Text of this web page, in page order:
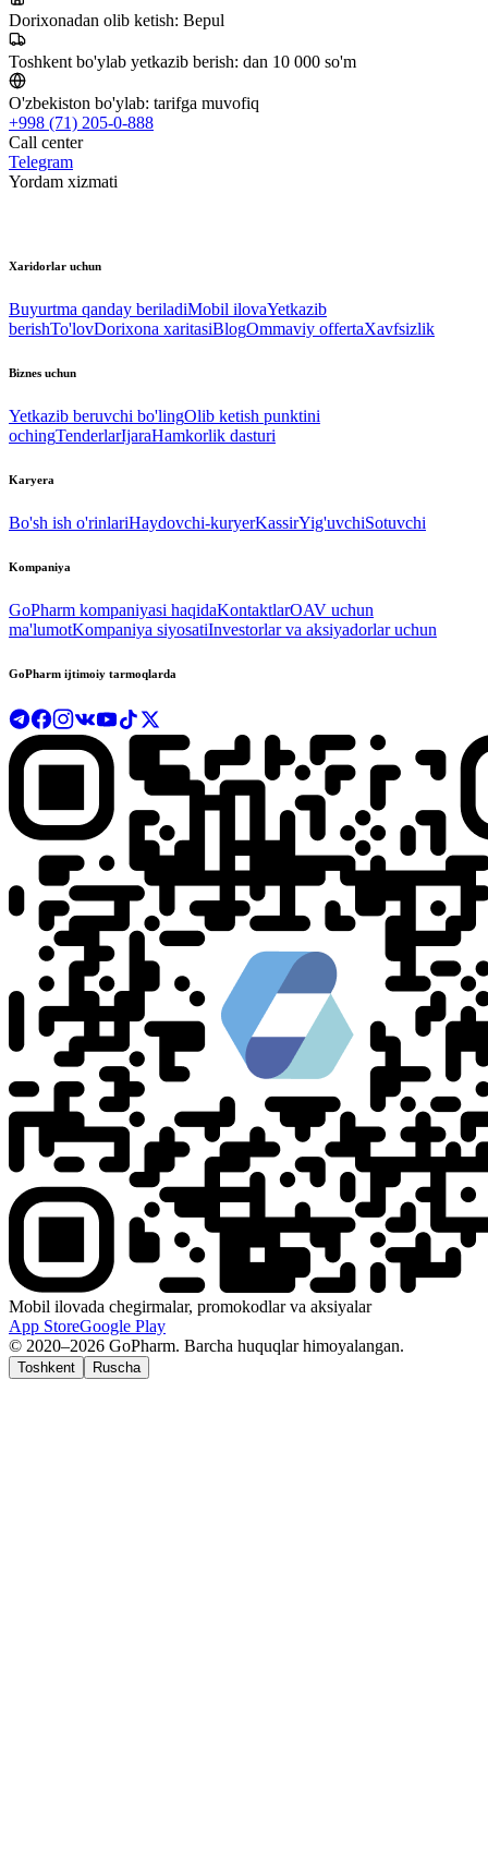
Dorixonadan olib ketish: Bepul
Toshkent bo'ylab yetkazib berish: dan 10 000 so'm
O'zbekiston bo'ylab: tarifga muvofiq
+998 (71) 205-0-888
Call center
Telegram
Yordam xizmati
Xaridorlar uchun
Buyurtma qanday beriladiMobil ilovaYetkazib
berishTo'lovDorixona xaritasiBlogOmmaviy offertaXavfsizlik
Biznes uchun
Yetkazib beruvchi bo'lingOlib ketish punktini
ochingTenderlarIjaraHamkorlik dasturi
Karyera
Bo'sh ish o'rinlariHaydovchi-kuryerKassirYig'uvchiSotuvchi
Kompaniya
GoPharm kompaniyasi haqidaKontaktlarOAV uchun
ma'lumotKompaniya siyosatiInvestorlar va aksiyadorlar uchun
GoPharm ijtimoiy tarmoqlarda
Mobil ilovada chegirmalar, promokodlar va aksiyalar
App StoreGoogle Play
© 2020–2026 GoPharm. Barcha huquqlar himoyalangan.
Toshkent Ruscha